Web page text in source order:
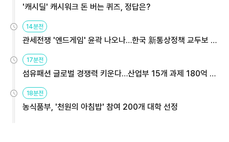
'캐시딜' 캐시워크 돈 버는 퀴즈, 정답은?
14분전
관세전쟁 '엔드게임' 윤곽 나오나…한국 新통상정책 교두보 활
용해야
17분전
섬유패션 글로벌 경쟁력 키운다…산업부 15개 과제 180억 지
원
18분전
농식품부, '천원의 아침밥' 참여 200개 대학 선정